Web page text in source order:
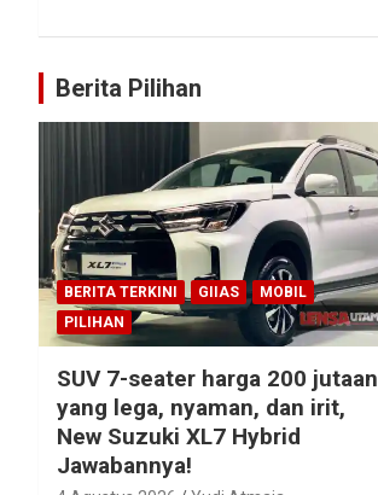
Berita Pilihan
BERITA TERKINI GIIAS
MOBIL
PILIHAN
SUV 7-seater harga 200 jutaan
yang lega, nyaman, dan irit,
New Suzuki XL7 Hybrid
Jawabannya!